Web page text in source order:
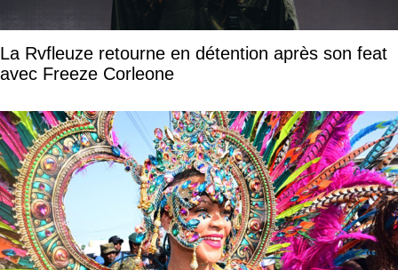
La Rvfleuze retourne en détention après son feat
avec Freeze Corleone